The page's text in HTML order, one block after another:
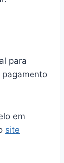
para
pagamento
em
site